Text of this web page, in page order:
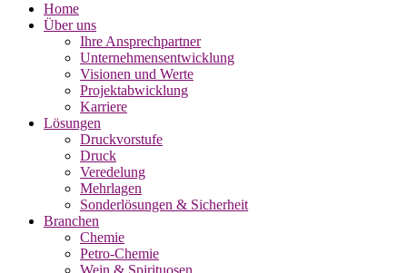
Home
Über uns
Ihre Ansprechpartner
Unternehmensentwicklung
Visionen und Werte
Projektabwicklung
Karriere
Lösungen
Druckvorstufe
Druck
Veredelung
Mehrlagen
Sonderlösungen & Sicherheit
Branchen
Chemie
Petro-Chemie
Wein & Spirituosen